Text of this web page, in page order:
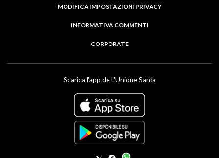
MODIFICA IMPOSTAZIONI PRIVACY
INFORMATIVA COMMENTI
CORPORATE
Scarica l'app de L'Unione Sarda